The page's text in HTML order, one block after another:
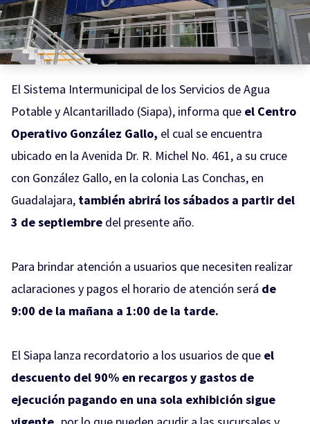
El Sistema Intermunicipal de los Servicios de Agua
Potable y Alcantarillado (Siapa), informa que el Centro
Operativo González Gallo, el cual se encuentra
ubicado en la Avenida Dr. R. Michel No. 461, a su cruce
con González Gallo, en la colonia Las Conchas, en
Guadalajara, también abrirá los sábados a partir del
3 de septiembre del presente año.
Para brindar atención a usuarios que necesiten realizar
aclaraciones y pagos el horario de atención será de
9:00 de la mañana a 1:00 de la tarde.
El Siapa lanza recordatorio a los usuarios de que el
descuento del 90% en recargos y gastos de
ejecución pagando en una sola exhibición sigue